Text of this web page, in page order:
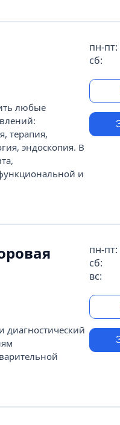
любые
терапия,
эндоскопия. В
и
пн-пт:
сб:
пн-пт:
сб:
вс: